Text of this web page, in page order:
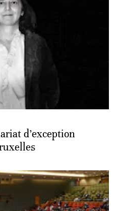
d’exception